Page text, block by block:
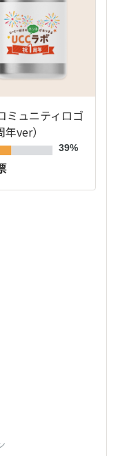
ミュニティロゴ
年ver）
39%